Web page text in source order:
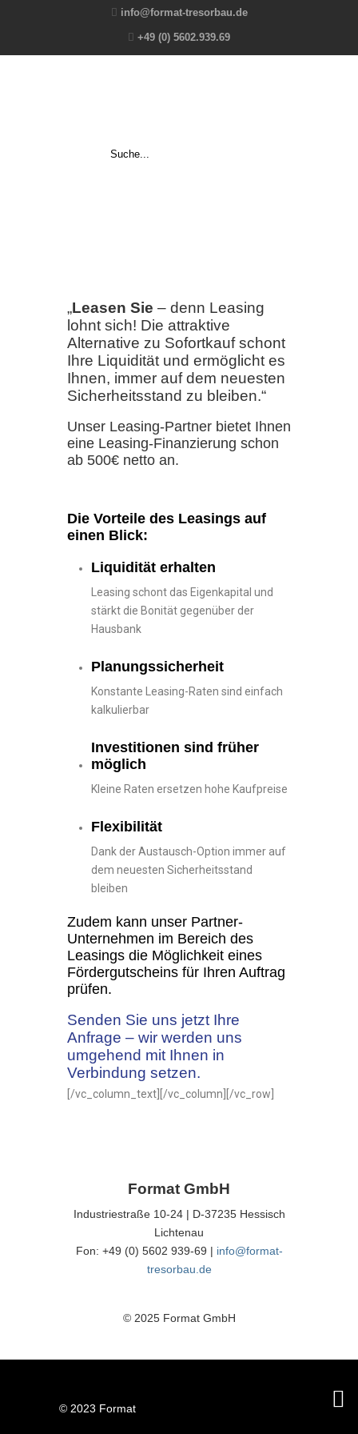
info@format-tresorbau.de
+49 (0) 5602.939.69
„Leasen Sie – denn Leasing
lohnt sich! Die attraktive
Alternative zu Sofortkauf schont
Ihre Liquidität und ermöglicht es
Ihnen, immer auf dem neuesten
Sicherheitsstand zu bleiben.“
Unser Leasing-Partner bietet Ihnen
eine Leasing-Finanzierung schon
ab 500€ netto an.
Die Vorteile des Leasings auf
einen Blick:
Liquidität erhalten
Leasing schont das Eigenkapital und
stärkt die Bonität gegenüber der
Hausbank
Planungssicherheit
Konstante Leasing-Raten sind einfach
kalkulierbar
Investitionen sind früher
möglich
Kleine Raten ersetzen hohe Kaufpreise
Flexibilität
Dank der Austausch-Option immer auf
dem neuesten Sicherheitsstand
bleiben
Zudem kann unser Partner-
Unternehmen im Bereich des
Leasings die Möglichkeit eines
Fördergutscheins für Ihren Auftrag
prüfen.
Senden Sie uns jetzt Ihre
Anfrage – wir werden uns
umgehend mit Ihnen in
Verbindung setzen.
[/vc_column_text][/vc_column][/vc_row]
Format GmbH
Industriestraße 10-24 | D-37235 Hessisch
Lichtenau
Fon: +49 (0) 5602 939-69 | info@format-
tresorbau.de
© 2025 Format GmbH
© 2023 Format